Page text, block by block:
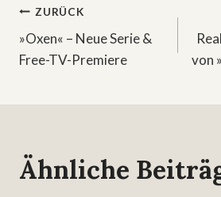
ZURÜCK
»Oxen« – Neue Serie &
Free-TV-Premiere
von
Ähnliche